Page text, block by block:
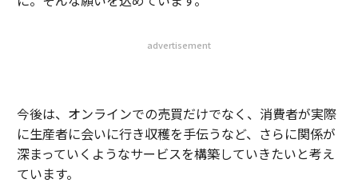
advertisement
今後は、オンラインでの売買だけでなく、消費者が実際
に生産者に会いに行き収穫を手伝うなど、さらに関係が
深まっていくようなサービスを構築していきたいと考え
ています。